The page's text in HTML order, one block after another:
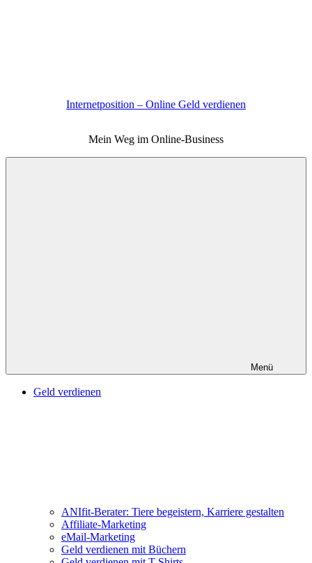
Internetposition – Online Geld verdienen
Mein Weg im Online-Business
Menü
Geld verdienen
ANIfit-Berater: Tiere begeistern, Karriere gestalten
Affiliate-Marketing
eMail-Marketing
Geld verdienen mit Büchern